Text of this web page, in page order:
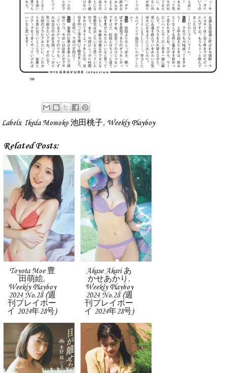
Labels: Ikeda Momoko 池田桃子, Weekly Playboy
Related Posts:
Toyota Moe 豊
田萌絵,
Weekly Playboy
2024 No.28 (週
刊プレイボー
イ 2024年28号)
Akase Akari あ
かせあかり,
Weekly Playboy
2024 No.28 (週
刊プレイボー
イ 2024年28号)